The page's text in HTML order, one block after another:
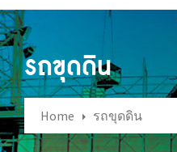
รถขุดดิน
Home รถขุดดิน